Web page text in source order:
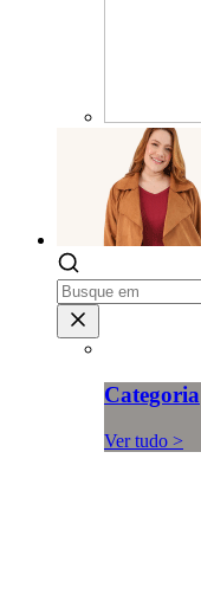
Categoria
Ver tudo >